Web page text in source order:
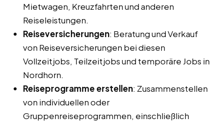
Mietwagen, Kreuzfahrten und anderen
Reiseleistungen.
Reiseversicherungen: Beratung und Verkauf
von Reiseversicherungen bei diesen
Vollzeitjobs, Teilzeitjobs und temporäre Jobs in
Nordhorn.
Reiseprogramme erstellen: Zusammenstellen
von individuellen oder
Gruppenreiseprogrammen, einschließlich